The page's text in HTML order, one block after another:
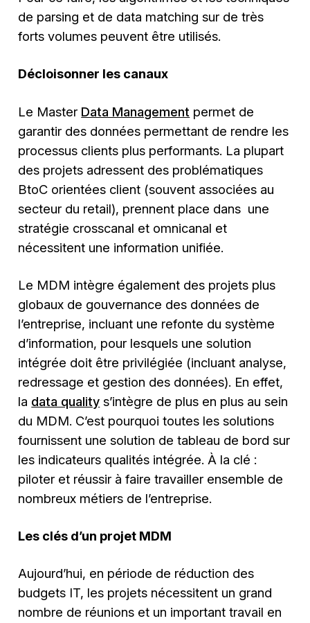
de parsing et de data matching sur de très
forts volumes peuvent être utilisés.
Décloisonner les canaux
Le Master Data Management permet de
garantir des données permettant de rendre les
processus clients plus performants. La plupart
des projets adressent des problématiques
BtoC orientées client (souvent associées au
secteur du retail), prennent place dans une
stratégie crosscanal et omnicanal et
nécessitent une information unifiée.
Le MDM intègre également des projets plus
globaux de gouvernance des données de
l’entreprise, incluant une refonte du système
d’information, pour lesquels une solution
intégrée doit être privilégiée (incluant analyse,
redressage et gestion des données). En effet,
la data quality s’intègre de plus en plus au sein
du MDM. C’est pourquoi toutes les solutions
fournissent une solution de tableau de bord sur
les indicateurs qualités intégrée. À la clé :
piloter et réussir à faire travailler ensemble de
nombreux métiers de l’entreprise.
Les clés d’un projet MDM
Aujourd’hui, en période de réduction des
budgets IT, les projets nécessitent un grand
nombre de réunions et un important travail en